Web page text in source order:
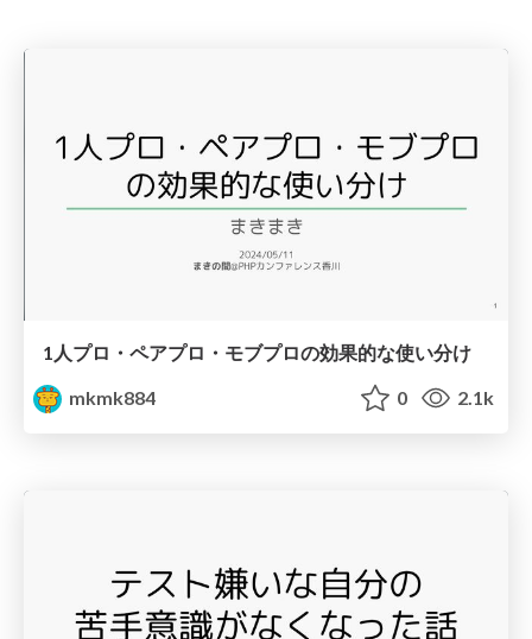
1人プロ・ペアプロ・モブプロの効果的な使い分け
mkmk884
0 2.1k